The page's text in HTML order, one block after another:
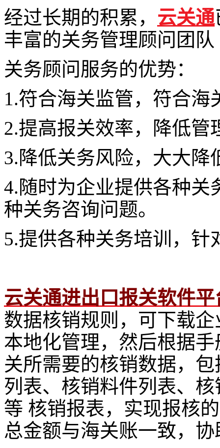
经过长期的积累， 云关通
丰富的关务管理顾问团队
关务顾问服务的优势：
1.符合海关监管，符合
2.提高报关效率，降低管
3.降低关务风险，大大降
4.随时为企业提供各种关
种关务咨询问题。
5.提供各种关务培训，针
云关通进出口报关软件平
数据核销规则，可下载企
本地化管理，然后根据
关所需要的核销数据，
列表、核销料件列表、
等 核销报表，实现报核
总金额与海关账一致，